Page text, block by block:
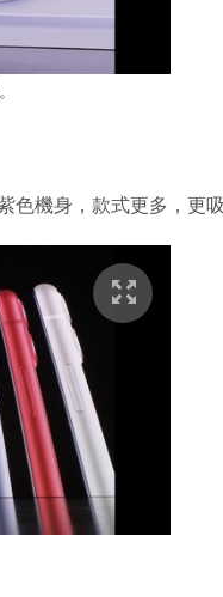
機身，款式更多，更吸